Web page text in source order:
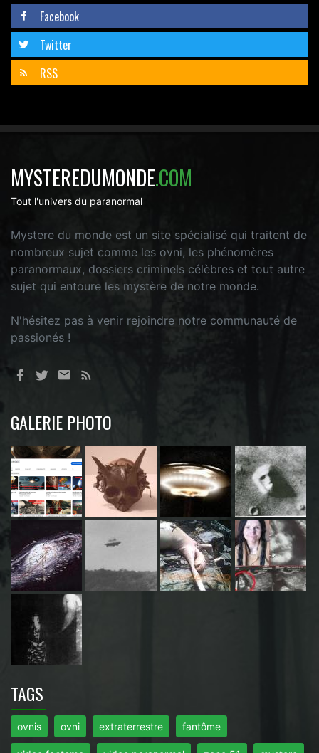
Facebook
Twitter
RSS
MYSTEREDUMONDE.COM
Tout l'univers du paranormal
Mystere du monde est un site spécialisé qui traitent de
nombreux sujet comme les ovni, les phénomères
paranormaux, dossiers criminels célèbres et tout autre
sujet qui entoure les mystère de notre monde.
N'hésitez pas à venir rejoindre notre communauté de
passionés !
GALERIE PHOTO
TAGS
ovnis ovni extraterrestre fantôme